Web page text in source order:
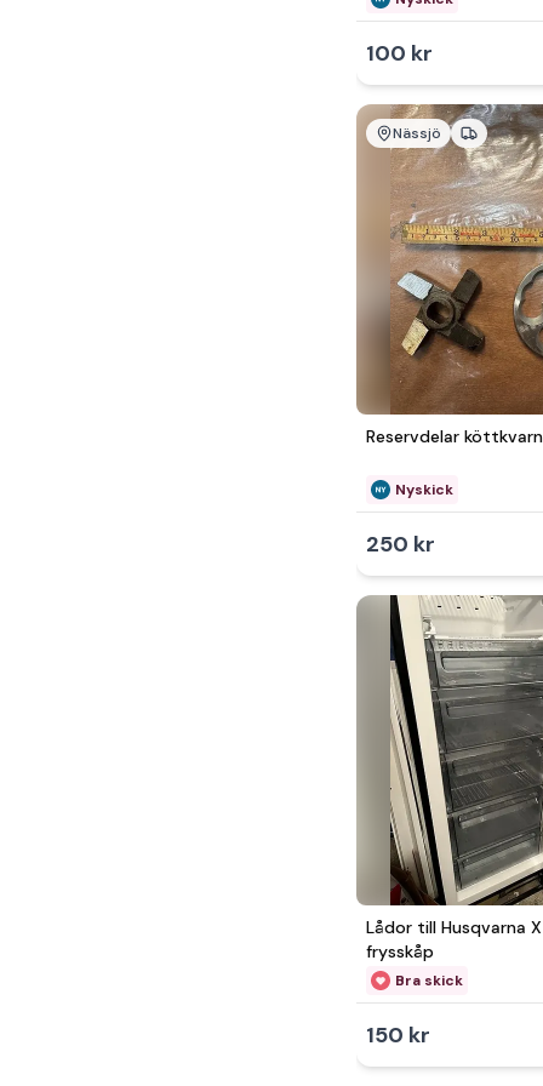
100 kr
Nässjö
Reservdelar köttkvarn
Nyskick
250 kr
Lådor till Husqvarna
frysskåp
Bra skick
150 kr